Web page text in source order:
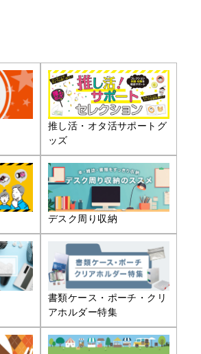
推し活・オタ活サポートグ
ッズ
デスク周り収納
書類ケース・ポーチ・クリ
アホルダー特集